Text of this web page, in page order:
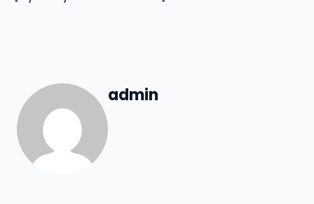
admin